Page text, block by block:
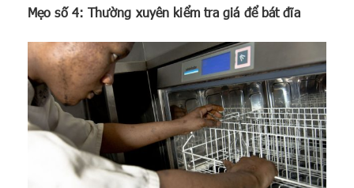
Mẹo số 4: Thường xuyên kiểm tra giá để bát đĩa